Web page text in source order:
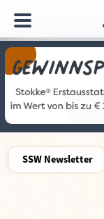
SSW Newsletter